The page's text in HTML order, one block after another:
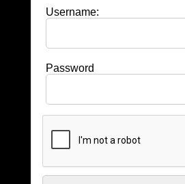
Username:
Password